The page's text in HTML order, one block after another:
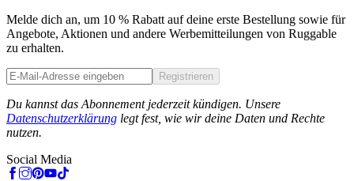
Melde dich an, um 10 % Rabatt auf deine erste Bestellung sowie für
Angebote, Aktionen und andere Werbemitteilungen von Ruggable
zu erhalten.
Registrieren
Du kannst das Abonnement jederzeit kündigen. Unsere
Datenschutzerklärung legt fest, wie wir deine Daten und Rechte
nutzen.
Social Media